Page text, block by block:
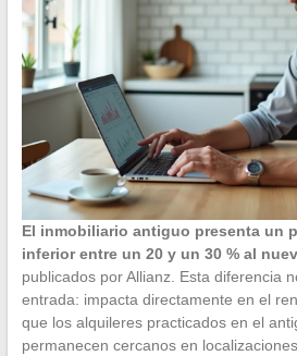
El inmobiliario antiguo presenta un
inferior entre un 20 y un 30 % al
publicados por Allianz. Esta diferencia
entrada: impacta directamente en el
que los alquileres practicados en el
permanecen cercanos en